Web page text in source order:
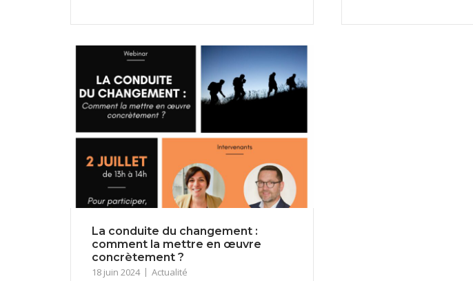
La conduite du changement :
comment la mettre en œuvre
concrètement ?
18 juin 2024 Actualité